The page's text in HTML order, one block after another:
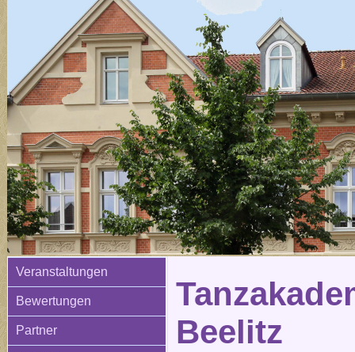
Veranstaltungen
Bewertungen
Partner
Beelitz